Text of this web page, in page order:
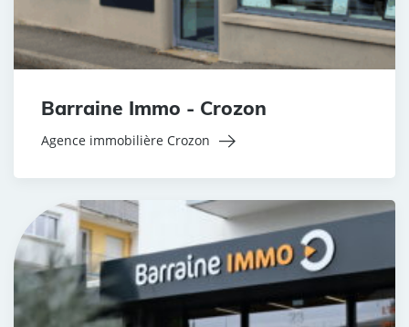
Barraine Immo - Crozon
Agence immobilière Crozon